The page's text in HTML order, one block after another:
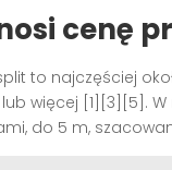
cenę
to najczęściej
więcej [1][3][5].
do 5 m,